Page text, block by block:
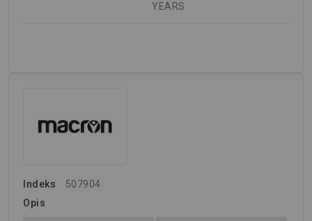
YEARS
Indeks
507904
Opis